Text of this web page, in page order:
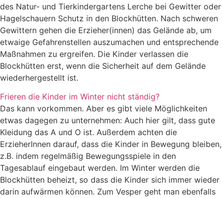
des Natur- und Tierkindergartens Lerche bei Gewitter oder
Hagelschauern Schutz in den Blockhütten. Nach schweren
Gewittern gehen die Erzieher(innen) das Gelände ab, um
etwaige Gefahrenstellen auszumachen und entsprechende
Maßnahmen zu ergreifen. Die Kinder verlassen die
Blockhütten erst, wenn die Sicherheit auf dem Gelände
wiederhergestellt ist.
Frieren die Kinder im Winter nicht ständig?
Das kann vorkommen. Aber es gibt viele Möglichkeiten
etwas dagegen zu unternehmen: Auch hier gilt, dass gute
Kleidung das A und O ist. Außerdem achten die
ErzieherInnen darauf, dass die Kinder in Bewegung bleiben,
z.B. indem regelmäßig Bewegungsspiele in den
Tagesablauf eingebaut werden. Im Winter werden die
Blockhütten beheizt, so dass die Kinder sich immer wieder
darin aufwärmen können. Zum Vesper geht man ebenfalls